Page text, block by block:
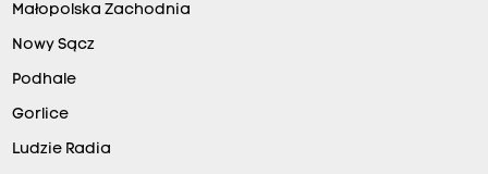
Małopolska Zachodnia
Nowy Sącz
Podhale
Gorlice
Ludzie Radia